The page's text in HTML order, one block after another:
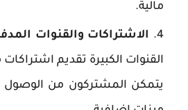
مالية.
الاشتراكات والقنوات
القنوات الكبيرة تقديم
يتمكن المشتركون من